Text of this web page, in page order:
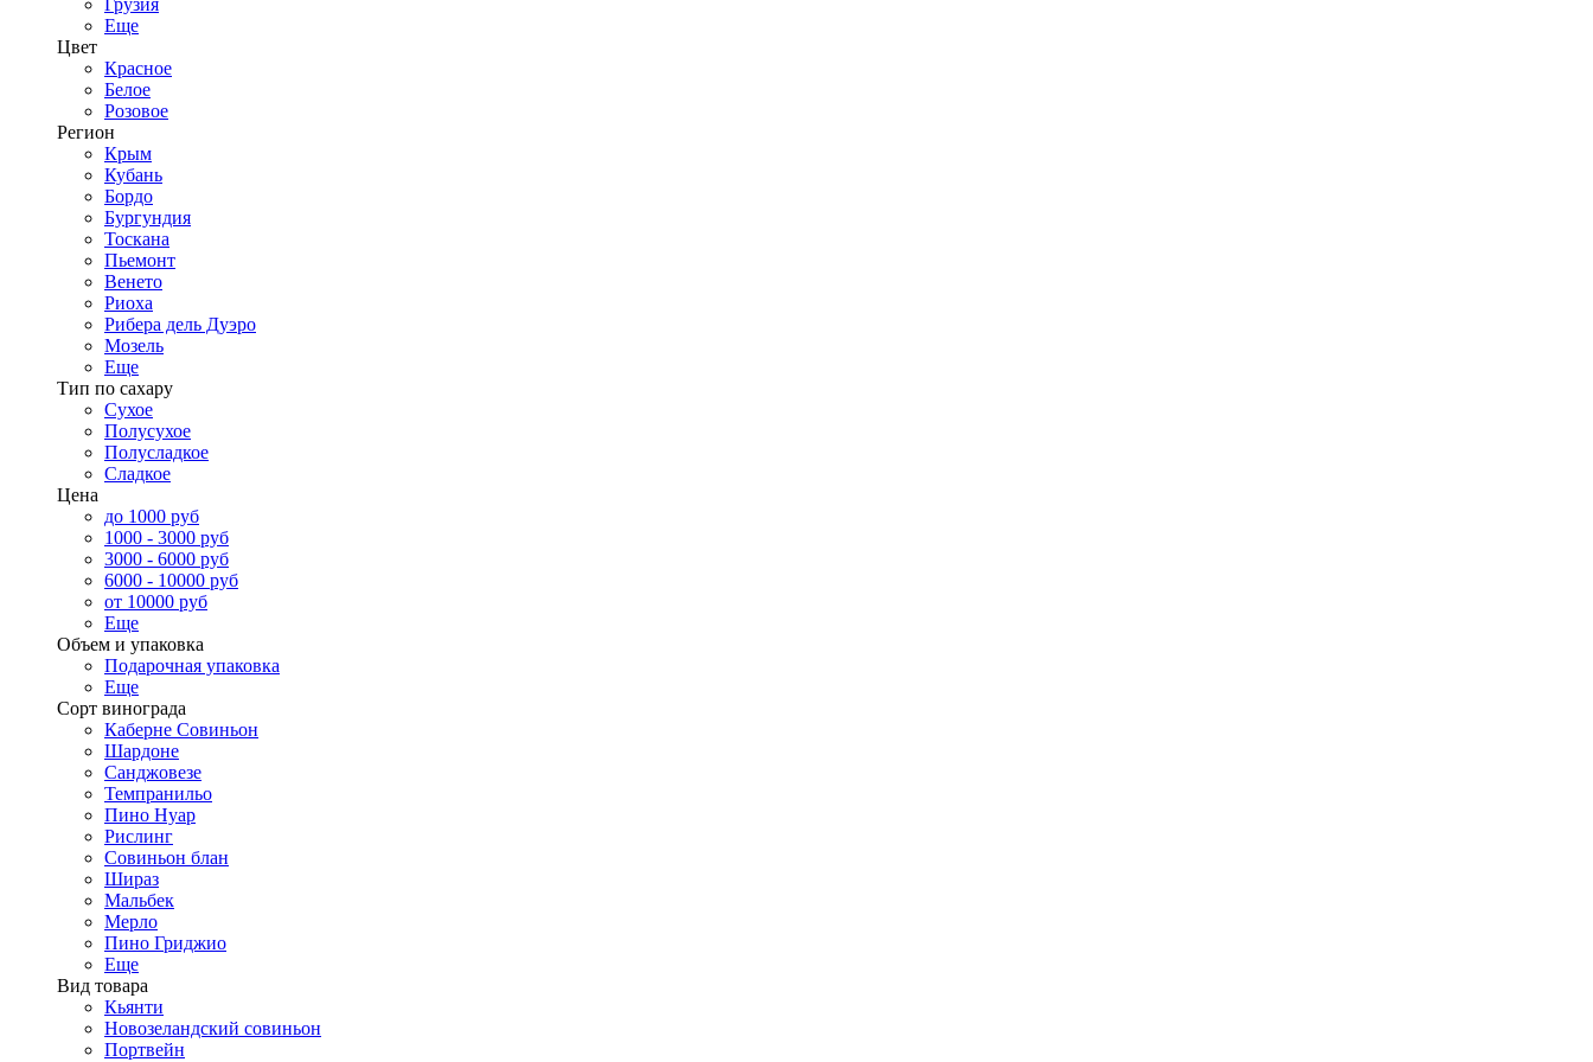
Грузия
Еще
Цвет
Красное
Белое
Розовое
Регион
Крым
Кубань
Бордо
Бургундия
Тоскана
Пьемонт
Венето
Риоха
Рибера дель Дуэро
Мозель
Еще
Тип по сахару
Сухое
Полусухое
Полусладкое
Сладкое
Цена
до 1000 руб
1000 - 3000 руб
3000 - 6000 руб
6000 - 10000 руб
от 10000 руб
Еще
Объем и упаковка
Подарочная упаковка
Еще
Сорт винограда
Каберне Совиньон
Шардоне
Санджовезе
Темпранильо
Пино Нуар
Рислинг
Совиньон блан
Шираз
Мальбек
Мерло
Пино Гриджио
Еще
Вид товара
Кьянти
Новозеландский совиньон
Портвейн